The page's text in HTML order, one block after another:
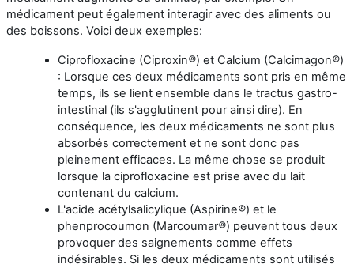
médicament peut également interagir avec des aliments ou
des boissons. Voici deux exemples:
Ciprofloxacine (Ciproxin®) et Calcium (Calcimagon®)
: Lorsque ces deux médicaments sont pris en même
temps, ils se lient ensemble dans le tractus gastro-
intestinal (ils s'agglutinent pour ainsi dire). En
conséquence, les deux médicaments ne sont plus
absorbés correctement et ne sont donc pas
pleinement efficaces. La même chose se produit
lorsque la ciprofloxacine est prise avec du lait
contenant du calcium.
L'acide acétylsalicylique (Aspirine®) et le
phenprocoumon (Marcoumar®) peuvent tous deux
provoquer des saignements comme effets
indésirables. Si les deux médicaments sont utilisés